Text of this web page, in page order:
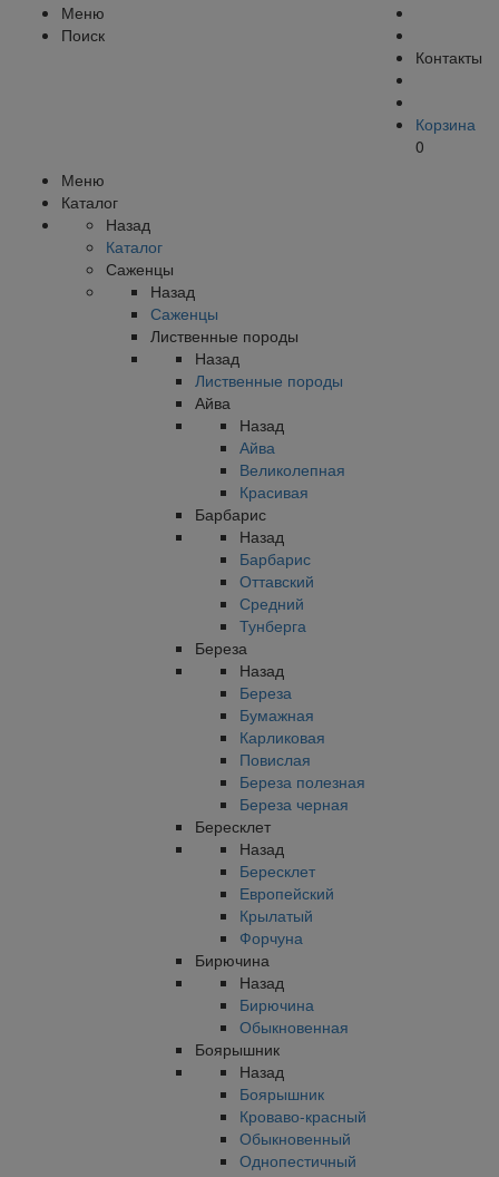
Контакты
Корзина
0
Меню
Поиск
Меню
Каталог
Назад
Каталог
Саженцы
Назад
Саженцы
Лиственные породы
Назад
Лиственные породы
Айва
Назад
Айва
Великолепная
Красивая
Барбарис
Назад
Барбарис
Оттавский
Средний
Тунберга
Береза
Назад
Береза
Бумажная
Карликовая
Повислая
Береза полезная
Береза черная
Бересклет
Назад
Бересклет
Европейский
Крылатый
Форчуна
Бирючина
Назад
Бирючина
Обыкновенная
Боярышник
Назад
Боярышник
Кроваво-красный
Обыкновенный
Однопестичный